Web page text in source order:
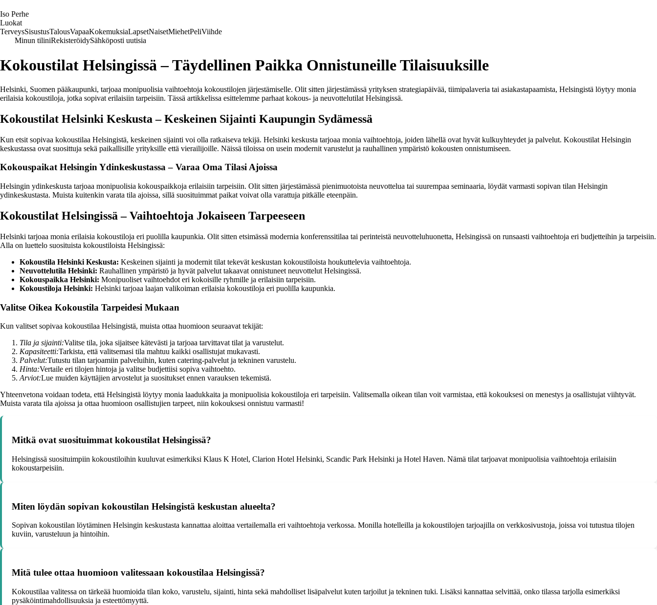
Iso Perhe
Luokat
TerveysSisustusTalousVapaaKokemuksiaLapsetNaisetMiehetPeliViihde
Minun tiliniRekisteröidySähköposti uutisia
Kokoustilat Helsingissä – Täydellinen Paikka Onnistuneille Tilaisuuksille
Helsinki, Suomen pääkaupunki, tarjoaa monipuolisia vaihtoehtoja kokoustilojen järjestämiselle. Olit sitten järjestämässä yrityksen strategiapäivää, tiimipalaveria tai asiakastapaamista, Helsingistä löytyy monia
erilaisia kokoustiloja, jotka sopivat erilaisiin tarpeisiin. Tässä artikkelissa esittelemme parhaat kokous- ja neuvottelutilat Helsingissä.
Kokoustilat Helsinki Keskusta – Keskeinen Sijainti Kaupungin Sydämessä
Kun etsit sopivaa kokoustilaa Helsingistä, keskeinen sijainti voi olla ratkaiseva tekijä. Helsinki keskusta tarjoaa monia vaihtoehtoja, joiden lähellä ovat hyvät kulkuyhteydet ja palvelut. Kokoustilat Helsingin
keskustassa ovat suosittuja sekä paikallisille yrityksille että vierailijoille. Näissä tiloissa on usein modernit varustelut ja rauhallinen ympäristö kokousten onnistumiseen.
Kokouspaikat Helsingin Ydinkeskustassa – Varaa Oma Tilasi Ajoissa
Helsingin ydinkeskusta tarjoaa monipuolisia kokouspaikkoja erilaisiin tarpeisiin. Olit sitten järjestämässä pienimuotoista neuvottelua tai suurempaa seminaaria, löydät varmasti sopivan tilan Helsingin
ydinkeskustasta. Muista kuitenkin varata tila ajoissa, sillä suosituimmat paikat voivat olla varattuja pitkälle eteenpäin.
Kokoustilat Helsingissä – Vaihtoehtoja Jokaiseen Tarpeeseen
Helsinki tarjoaa monia erilaisia kokoustiloja eri puolilla kaupunkia. Olit sitten etsimässä modernia konferenssitilaa tai perinteistä neuvotteluhuonetta, Helsingissä on runsaasti vaihtoehtoja eri budjetteihin ja tarpeisiin.
Alla on luettelo suosituista kokoustiloista Helsingissä:
Kokoustila Helsinki Keskusta: Keskeinen sijainti ja modernit tilat tekevät keskustan kokoustiloista houkuttelevia vaihtoehtoja.
Neuvottelutila Helsinki: Rauhallinen ympäristö ja hyvät palvelut takaavat onnistuneet neuvottelut Helsingissä.
Kokouspaikka Helsinki: Monipuoliset vaihtoehdot eri kokoisille ryhmille ja erilaisiin tarpeisiin.
Kokoustiloja Helsinki: Helsinki tarjoaa laajan valikoiman erilaisia kokoustiloja eri puolilla kaupunkia.
Valitse Oikea Kokoustila Tarpeidesi Mukaan
Kun valitset sopivaa kokoustilaa Helsingistä, muista ottaa huomioon seuraavat tekijät:
Tila ja sijainti:Valitse tila, joka sijaitsee kätevästi ja tarjoaa tarvittavat tilat ja varustelut.
Kapasiteetti:Tarkista, että valitsemasi tila mahtuu kaikki osallistujat mukavasti.
Palvelut:Tutustu tilan tarjoamiin palveluihin, kuten catering-palvelut ja tekninen varustelu.
Hinta:Vertaile eri tilojen hintoja ja valitse budjettiisi sopiva vaihtoehto.
Arviot:Lue muiden käyttäjien arvostelut ja suositukset ennen varauksen tekemistä.
Yhteenvetona voidaan todeta, että Helsingistä löytyy monia laadukkaita ja monipuolisia kokoustiloja eri tarpeisiin. Valitsemalla oikean tilan voit varmistaa, että kokouksesi on menestys ja osallistujat viihtyvät.
Muista varata tila ajoissa ja ottaa huomioon osallistujien tarpeet, niin kokouksesi onnistuu varmasti!
Mitkä ovat suosituimmat kokoustilat Helsingissä?
Helsingissä suosituimpiin kokoustiloihin kuuluvat esimerkiksi Klaus K Hotel, Clarion Hotel Helsinki, Scandic Park Helsinki ja Hotel Haven. Nämä tilat tarjoavat monipuolisia vaihtoehtoja erilaisiin
kokoustarpeisiin.
Miten löydän sopivan kokoustilan Helsingistä keskustan alueelta?
Sopivan kokoustilan löytäminen Helsingin keskustasta kannattaa aloittaa vertailemalla eri vaihtoehtoja verkossa. Monilla hotelleilla ja kokoustilojen tarjoajilla on verkkosivustoja, joissa voi tutustua tilojen
kuviin, varusteluun ja hintoihin.
Mitä tulee ottaa huomioon valitessaan kokoustilaa Helsingissä?
Kokoustilaa valitessa on tärkeää huomioida tilan koko, varustelu, sijainti, hinta sekä mahdolliset lisäpalvelut kuten tarjoilut ja tekninen tuki. Lisäksi kannattaa selvittää, onko tilassa tarjolla esimerkiksi
pysäköintimahdollisuuksia ja esteettömyyttä.